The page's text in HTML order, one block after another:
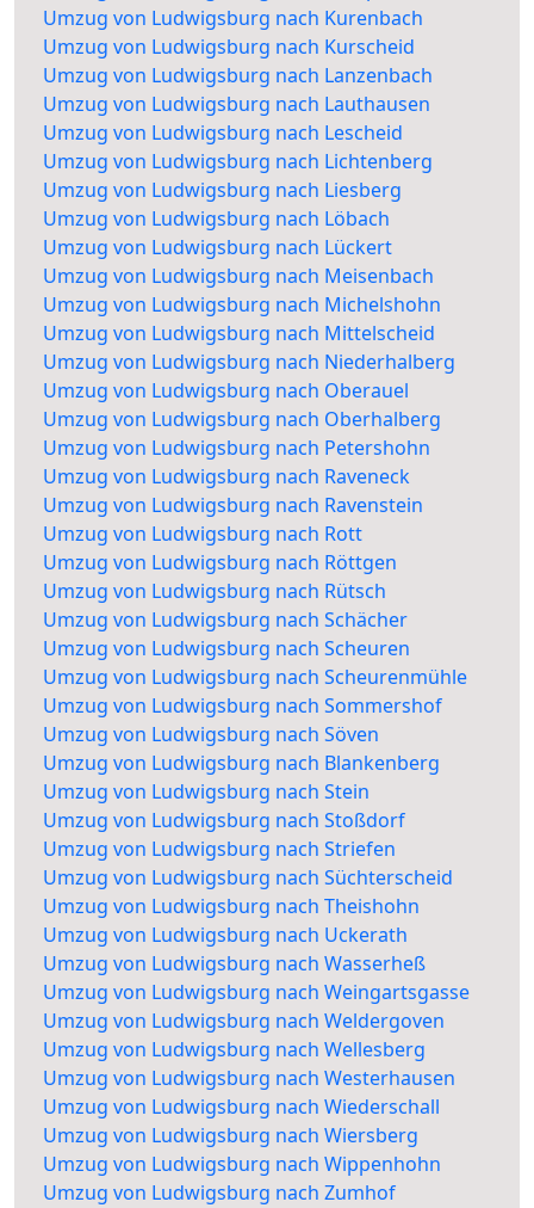
Umzug von Ludwigsburg nach Kurenbach
Umzug von Ludwigsburg nach Kurscheid
Umzug von Ludwigsburg nach Lanzenbach
Umzug von Ludwigsburg nach Lauthausen
Umzug von Ludwigsburg nach Lescheid
Umzug von Ludwigsburg nach Lichtenberg
Umzug von Ludwigsburg nach Liesberg
Umzug von Ludwigsburg nach Löbach
Umzug von Ludwigsburg nach Lückert
Umzug von Ludwigsburg nach Meisenbach
Umzug von Ludwigsburg nach Michelshohn
Umzug von Ludwigsburg nach Mittelscheid
Umzug von Ludwigsburg nach Niederhalberg
Umzug von Ludwigsburg nach Oberauel
Umzug von Ludwigsburg nach Oberhalberg
Umzug von Ludwigsburg nach Petershohn
Umzug von Ludwigsburg nach Raveneck
Umzug von Ludwigsburg nach Ravenstein
Umzug von Ludwigsburg nach Rott
Umzug von Ludwigsburg nach Röttgen
Umzug von Ludwigsburg nach Rütsch
Umzug von Ludwigsburg nach Schächer
Umzug von Ludwigsburg nach Scheuren
Umzug von Ludwigsburg nach Scheurenmühle
Umzug von Ludwigsburg nach Sommershof
Umzug von Ludwigsburg nach Söven
Umzug von Ludwigsburg nach Blankenberg
Umzug von Ludwigsburg nach Stein
Umzug von Ludwigsburg nach Stoßdorf
Umzug von Ludwigsburg nach Striefen
Umzug von Ludwigsburg nach Süchterscheid
Umzug von Ludwigsburg nach Theishohn
Umzug von Ludwigsburg nach Uckerath
Umzug von Ludwigsburg nach Wasserheß
Umzug von Ludwigsburg nach Weingartsgasse
Umzug von Ludwigsburg nach Weldergoven
Umzug von Ludwigsburg nach Wellesberg
Umzug von Ludwigsburg nach Westerhausen
Umzug von Ludwigsburg nach Wiederschall
Umzug von Ludwigsburg nach Wiersberg
Umzug von Ludwigsburg nach Wippenhohn
Umzug von Ludwigsburg nach Zumhof